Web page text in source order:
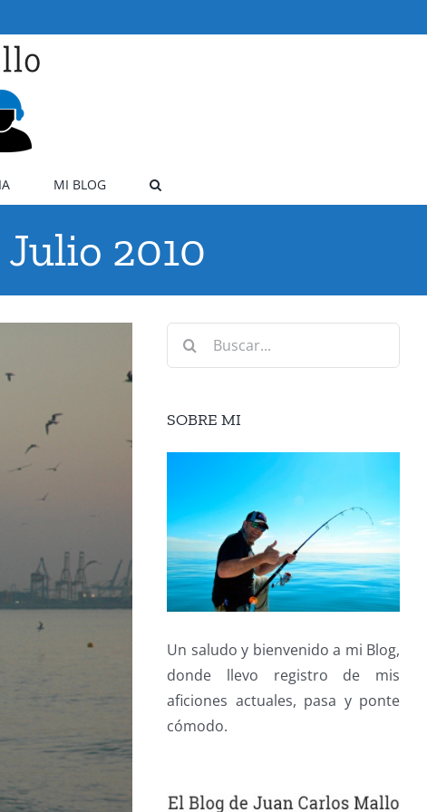
MI BLOG
2010
Buscar:
SOBRE MI
Un saludo y bienvenido a mi Blog,
donde llevo registro de mis
aficiones actuales, pasa y ponte
cómodo.